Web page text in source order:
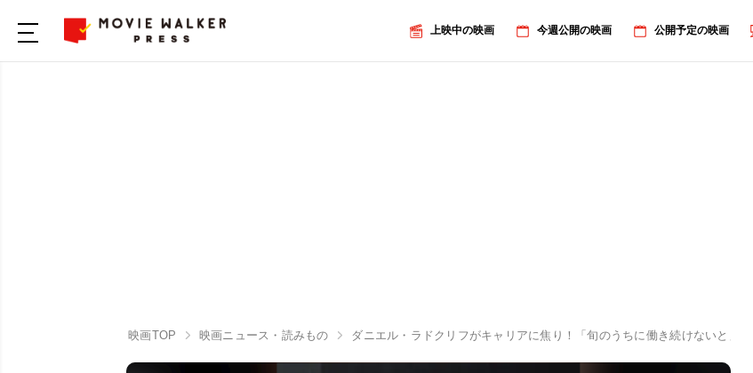
上映中の映画 今週公開の映画 公開予定の映画
映画TOP 映画ニュース・読みもの ダニエル・ラドクリフがキャリアに焦り！「旬のうちに働き続けないと」